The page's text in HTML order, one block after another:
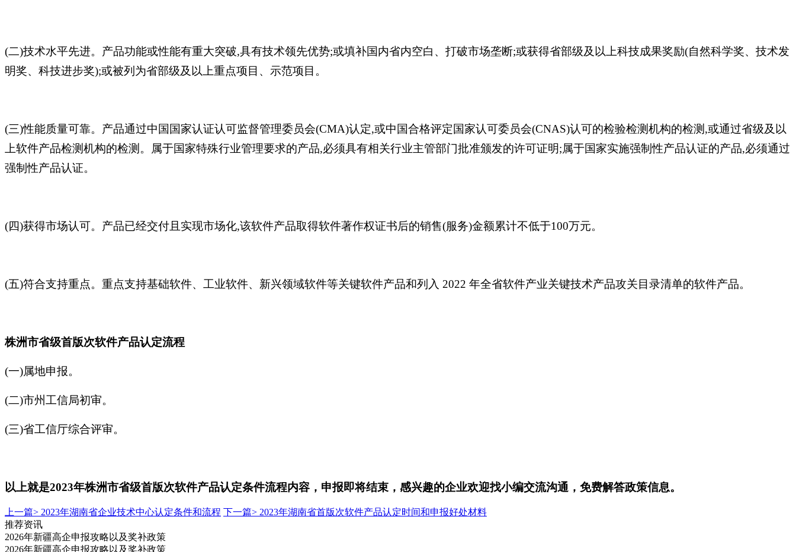
(二)技术水平先进。产品功能或性能有重大突破,具有技术领先优势;或填补国内省内空白、打破市场垄断;或获得省部级及以上科技成果奖励(自然科学奖、技术发
明奖、科技进步奖);或被列为省部级及以上重点项目、示范项目。
(三)性能质量可靠。产品通过中国国家认证认可监督管理委员会(CMA)认定,或中国合格评定国家认可委员会(CNAS)认可的检验检测机构的检测,或通过省级及以
上软件产品检测机构的检测。属于国家特殊行业管理要求的产品,必须具有相关行业主管部门批准颁发的许可证明;属于国家实施强制性产品认证的产品,必须通过
强制性产品认证。
(四)获得市场认可。产品已经交付且实现市场化,该软件产品取得软件著作权证书后的销售(服务)金额累计不低于100万元。
(五)符合支持重点。重点支持基础软件、工业软件、新兴领域软件等关键软件产品和列入 2022 年全省软件产业关键技术产品攻关目录清单的软件产品。
株洲市省级首版次软件产品认定流程
(一)属地申报。
(二)市州工信局初审。
(三)省工信厅综合评审。
以上就是2023年株洲市省级首版次软件产品认定条件流程内容，申报即将结束，感兴趣的企业欢迎找小编交流沟通，免费解答政策信息。
上一篇> 2023年湖南省企业技术中心认定条件和流程 下一篇> 2023年湖南省首版次软件产品认定时间和申报好处材料
推荐资讯
2026年新疆高企申报攻略以及奖补政策
2026年新疆高企申报攻略以及奖补政策